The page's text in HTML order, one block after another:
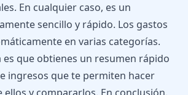
En cualquier caso, es un
sencillo y rápido. Los gastos
en varias categorías.
es que obtienes un resumen rápido
ingresos que te permiten hacer